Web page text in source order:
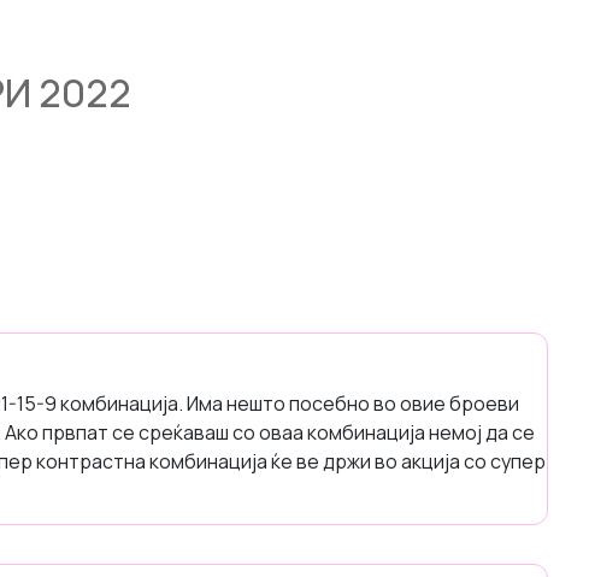
2022
15-9 комбинација. Има нешто посебно во овие броеви
првпат се среќаваш со оваа комбинација немој да се
контрастна комбинација ќе ве држи во акција со супер